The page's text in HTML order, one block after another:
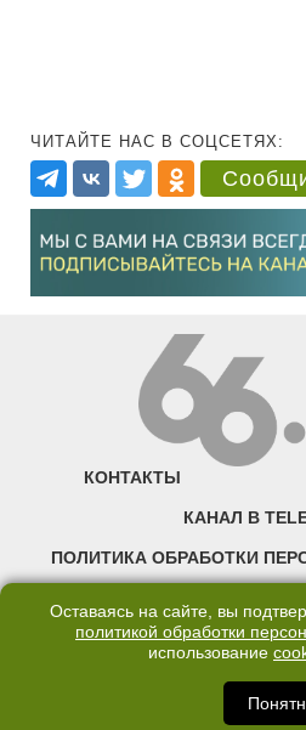
ЧИТАЙТЕ НАС В СОЦСЕТЯХ:
КОНТАКТЫ
КАНАЛ В
ПОЛИТИКА ОБРАБОТКИ
©2007—2025 66.RU. Воспроизведение,
правообладателя запрещено. Сетевое
Екатеринбурга — «66.ru» (18+)
надзору в сфере связи, информационных
Оставаясь на сайте, вы
политикой обработки
использование